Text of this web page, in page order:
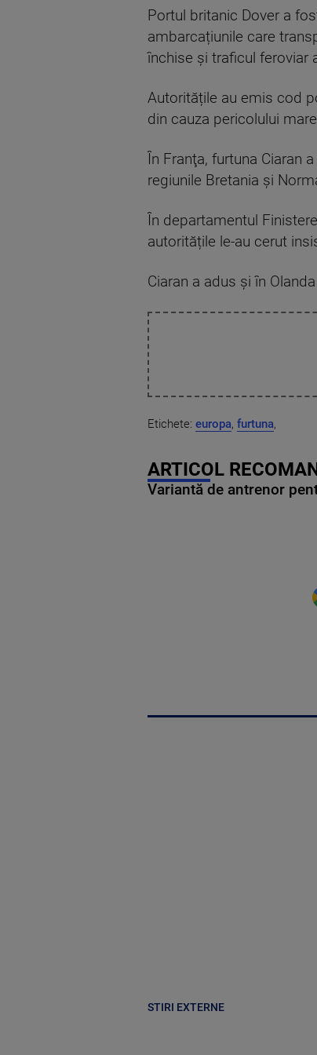
Portul britanic Dover a
ambarcațiunile care
închise și traficul feroviar
Autoritățile au emis cod
din cauza pericolului
În Franţa, furtuna Ciaran
regiunile Bretania şi
În departamentul
autoritățile le-au cerut
Ciaran a adus și în
Etichete: europa, furtuna,
ARTICOL
Variantă de antrenor
STIRI EXTERNE